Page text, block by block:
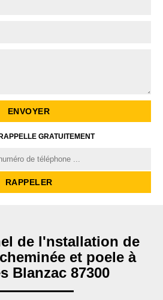
GRATUITEMENT
de l'nstallation de
et poele à
Blanzac 87300